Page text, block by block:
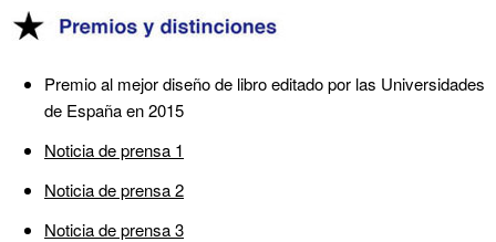
Premio al mejor diseño de libro editado por las Universidades
de España en 2015
Noticia de prensa 1
Noticia de prensa 2
Noticia de prensa 3